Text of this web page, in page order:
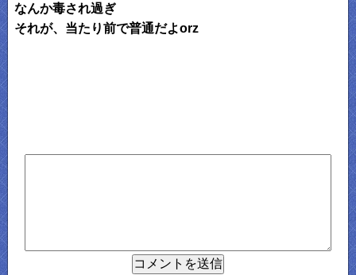
なんか毒され過ぎ
それが、当たり前で普通だよorz